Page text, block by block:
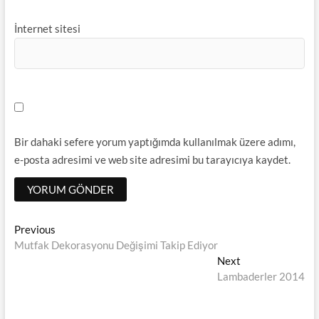
İnternet sitesi
Bir dahaki sefere yorum yaptığımda kullanılmak üzere adımı,
e-posta adresimi ve web site adresimi bu tarayıcıya kaydet.
Yazı
dolaşımı
PreviousPrevious
post:
Mutfak Dekorasyonu Değişimi Takip Ediyor
Next
post:
Lambaderler 2014